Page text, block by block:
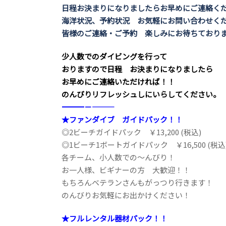
日程お決まりになりましたらお早めにご連絡く
海洋状況、予約状況 お気軽にお問い合わせく
皆様のご連絡・ご予約 楽しみにお待ちており
少人数でのダイビングを行って
おりますので日程 お決まりになりましたら
お早めにご連絡いただければ！！
のんびりリフレッシュしにいらしてください。
――――――――――――――――――――－－―――
★ファンダイブ ガイドパック！！
◎2ビーチガイドパック ￥13,200 (税込)
◎1ビーチ1ボートガイドパック ￥16,500 (税
各チーム、小人数での～んびり！
お一人様、ビギナーの方 大歓迎！！
もちろんベテランさんもがっつり行きます！
のんびりお気軽にお出かけください！
★フルレンタル器材パック！！